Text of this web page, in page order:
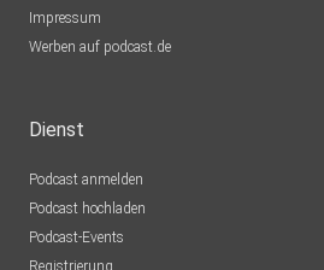
Impressum
Werben auf podcast.de
Dienst
Podcast anmelden
Podcast hochladen
Podcast-Events
Registrierung